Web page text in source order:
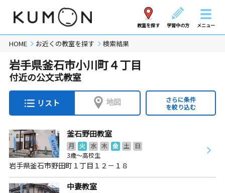
教室を探す 学習中の方 メニュー
HOME お近くの教室を探す 検索結果
岩手県釜石市小川町４丁目
付近の公文式教室
リスト 地図
さらに条件
を絞り込む
釜石野田教室
月 火 水 木 金 土
日
3歳～高校生
岩手県釜石市野田町１丁目１２－１８
中妻教室